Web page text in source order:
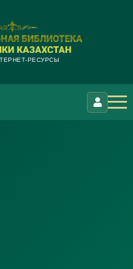
РЕСУРСЫ